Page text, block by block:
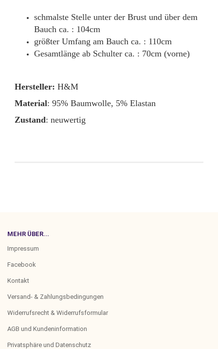
schmalste Stelle unter der Brust und über dem
Bauch ca. : 104cm
größter Umfang am Bauch ca. : 110cm
Gesamtlänge ab Schulter ca. : 70cm (vorne)
Hersteller: H&M
Material: 95% Baumwolle, 5% Elastan
Zustand: neuwertig
MEHR ÜBER...
Impressum
Facebook
Kontakt
Versand- & Zahlungsbedingungen
Widerrufsrecht & Widerrufsformular
AGB und Kundeninformation
Privatsphäre und Datenschutz